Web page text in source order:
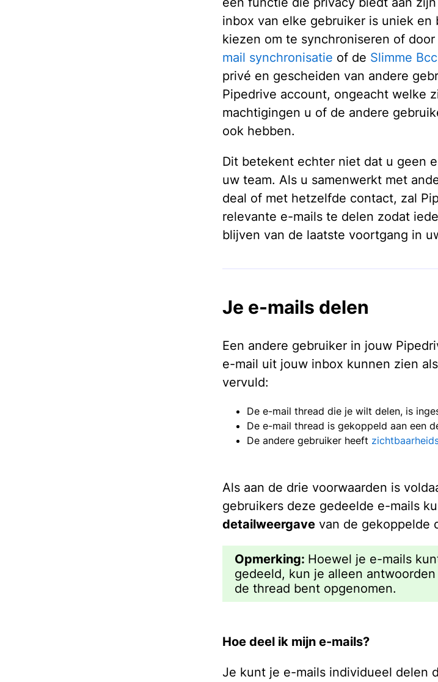
inbox van elke gebruiker is uniek
kiezen om te synchroniseren of
mail synchronisatie of de Slimme Bcc
privé en gescheiden van andere
Pipedrive account, ongeacht welke
machtigingen u of de andere
ook hebben.
Dit betekent echter niet dat u geen
uw team. Als u samenwerkt met
deal of met hetzelfde contact, zal
relevante e-mails te delen zodat
blijven van de laatste voortgang in
Je e-mails delen
Een andere gebruiker in jouw
e-mail uit jouw inbox kunnen zien als
vervuld:
De e-mail thread die je wilt delen, is
De e-mail thread is gekoppeld aan een
De andere gebruiker heeft
Als aan de drie voorwaarden is
gebruikers deze gedeelde e-mails
detailweergave van de gekoppelde
Opmerking: Hoewel je e-mails
gedeeld, kun je alleen
de thread bent opgenomen.
Hoe deel ik mijn e-mails?
Je kunt je e-mails individueel delen